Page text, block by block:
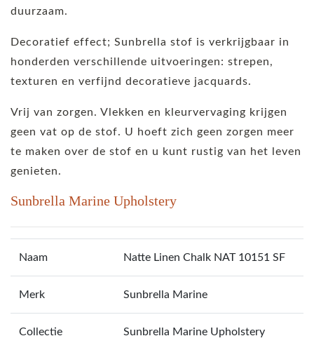
duurzaam.
Decoratief effect; Sunbrella stof is verkrijgbaar in
honderden verschillende uitvoeringen: strepen,
texturen en verfijnd decoratieve jacquards.
Vrij van zorgen. Vlekken en kleurvervaging krijgen
geen vat op de stof. U hoeft zich geen zorgen meer
te maken over de stof en u kunt rustig van het leven
genieten.
Sunbrella Marine Upholstery
Naam Natte Linen Chalk NAT 10151 SF
Merk Sunbrella Marine
Collectie Sunbrella Marine Upholstery